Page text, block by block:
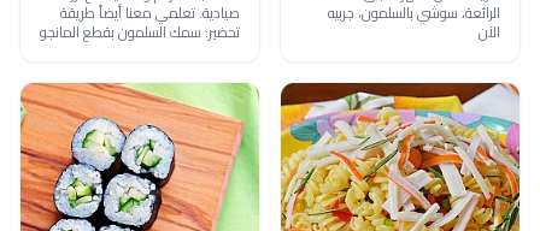
الرائعة، سوشي بالسلمون، جربيه
الآن
صيادية. تعلمي معنا أيضاً طريقة
تحضير: سمك السلمون بقطع المانجو